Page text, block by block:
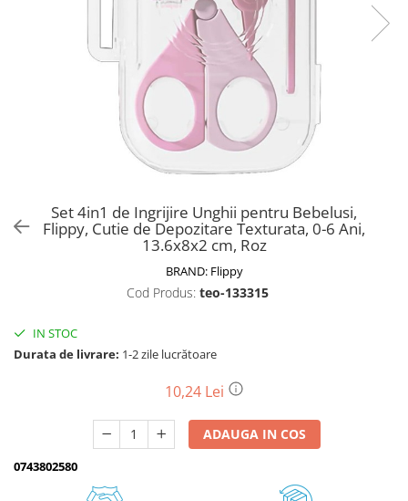
Tricicluri cargo fara permis
Tricicluri persoane
Trotinete electrice
Biciclete, trotinete, triciclete
Biciclete electrice
Motoburghie si accesorii
Accesorii motoburghie
Drujbe, fierastraie electrice
Drujbe cu acumulator
Unelte electrice busteni
Mori cereale si batoze porumb
Batoze - mori desfacat porumb
Set 4in1 de Ingrijire Unghii pentru Bebelusi,
Flippy, Cutie de Depozitare Texturata, 0-6 Ani,
13.6x8x2 cm, Roz
BRAND: Flippy
Cod Produs: teo-133315
IN STOC
Durata de livrare: 1-2 zile lucrătoare
10,24 Lei
ADAUGA IN COS
0743802580